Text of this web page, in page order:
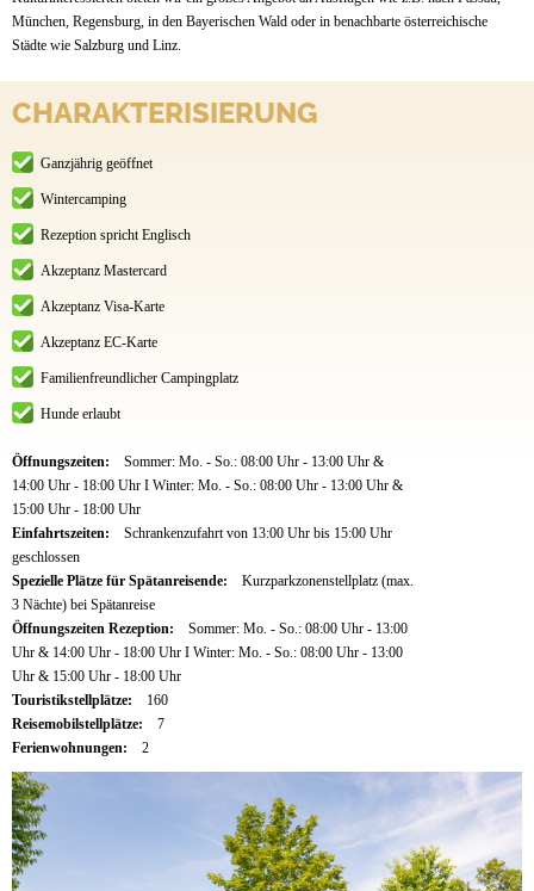
München, Regensburg, in den Bayerischen Wald oder in benachbarte österreichische
Städte wie Salzburg und Linz.
CHARAKTERISIERUNG
Ganzjährig geöffnet
Wintercamping
Rezeption spricht Englisch
Akzeptanz Mastercard
Akzeptanz Visa-Karte
Akzeptanz EC-Karte
Familienfreundlicher Campingplatz
Hunde erlaubt
Öffnungszeiten:
Sommer: Mo. - So.: 08:00 Uhr - 13:00 Uhr &
14:00 Uhr - 18:00 Uhr I Winter: Mo. - So.: 08:00 Uhr - 13:00 Uhr &
15:00 Uhr - 18:00 Uhr
Einfahrtszeiten:
Schrankenzufahrt von 13:00 Uhr bis 15:00 Uhr
geschlossen
Spezielle Plätze für Spätanreisende:
Kurzparkzonenstellplatz (max.
3 Nächte) bei Spätanreise
Öffnungszeiten Rezeption:
Sommer: Mo. - So.: 08:00 Uhr - 13:00
Uhr & 14:00 Uhr - 18:00 Uhr I Winter: Mo. - So.: 08:00 Uhr - 13:00
Uhr & 15:00 Uhr - 18:00 Uhr
Touristikstellplätze:
160
Reisemobilstellplätze:
7
Ferienwohnungen:
2